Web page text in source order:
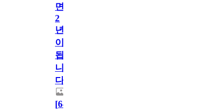
면
2
년
이
됩
니
다.
[64